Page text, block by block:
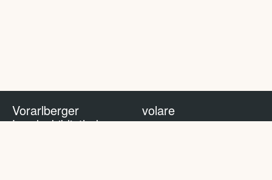
Vorarlberger
Landesbibliothek
volare